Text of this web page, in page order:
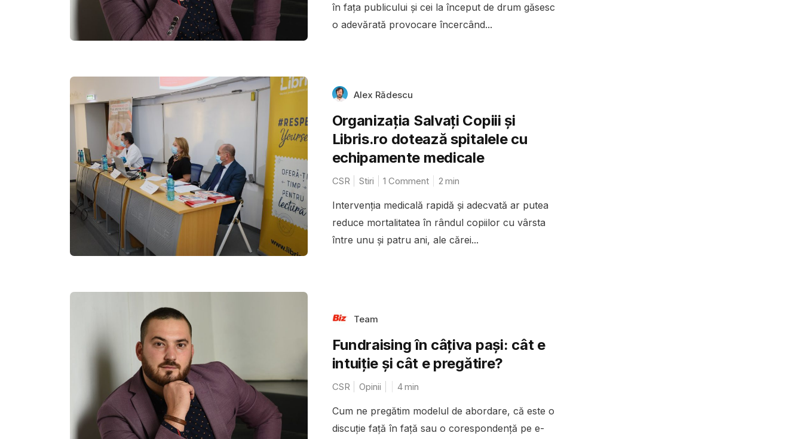
în fața publicului și cei la început de drum găsesc
o adevărată provocare încercând...
Alex Rădescu
Organizația Salvați Copiii și
Libris.ro dotează spitalele cu
echipamente medicale
CSR Stiri 1 Comment 2 min
Intervenţia medicală rapidă şi adecvată ar putea
reduce mortalitatea în rândul copiilor cu vârsta
între unu şi patru ani, ale cărei...
Team
Fundraising în câțiva pași: cât e
intuiție și cât e pregătire?
CSR Opinii 4min
Cum ne pregătim modelul de abordare, că este o
discuție față în față sau o corespondență pe e-